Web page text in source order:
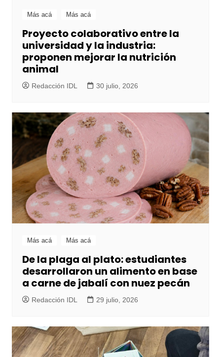
Más acá Más acá
Proyecto colaborativo entre la
universidad y la industria:
proponen mejorar la nutrición
animal
Redacción IDL 30 julio, 2026
Más acá Más acá
De la plaga al plato: estudiantes
desarrollaron un alimento en base
a carne de jabalí con nuez pecán
Redacción IDL 29 julio, 2026